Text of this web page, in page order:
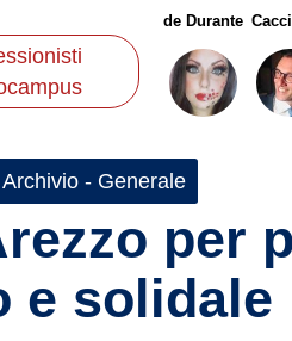
Consigli
de Durante
Archivio - Generale
per
e solidale